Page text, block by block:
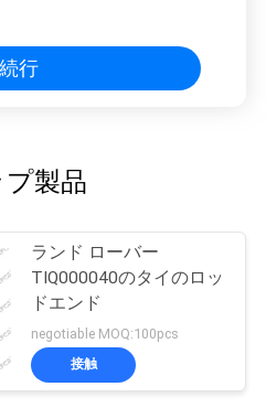
続行
プ製品
ランド ローバー
TIQ000040のタイのロッ
ドエンド
negotiable MOQ:100pcs
接触